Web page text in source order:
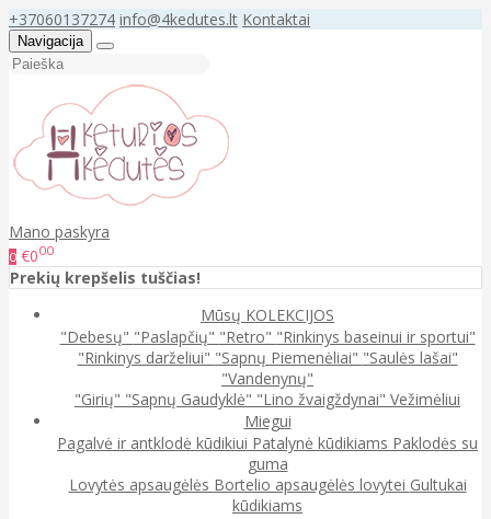
+37060137274 info@4kedutes.lt Kontaktai
Navigacija
Mano paskyra
0 €000
Prekių krepšelis tuščias!
Mūsų KOLEKCIJOS
"Debesų" "Paslapčių" "Retro" "Rinkinys baseinui ir sportui"
"Rinkinys darželiui" "Sapnų Piemenėliai" "Saulės lašai"
"Vandenynų"
"Girių" "Sapnų Gaudyklė" "Lino žvaigždynai" Vežimėliui
Miegui
Pagalvė ir antklodė kūdikiui Patalynė kūdikiams Paklodės su
guma
Lovytės apsaugėlės Bortelio apsaugėlės lovytei Gultukai
kūdikiams